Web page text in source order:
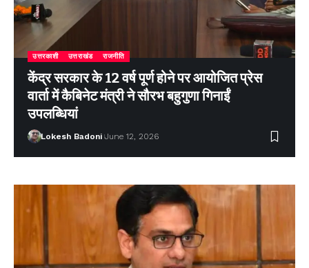
उत्तरकाशी उत्तराखंड राजनीति
केंद्र सरकार के 12 वर्ष पूर्ण होने पर आयोजित प्रेस
वार्ता में कैबिनेट मंत्री ने सौरभ बहुगुणा गिनाईं
उपलब्धियां
Lokesh Badoni June 12, 2026